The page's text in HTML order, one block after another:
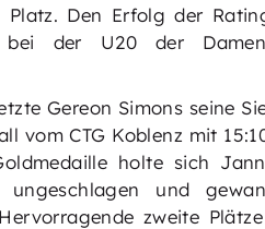
Den Erfolg der
bei der U20 der
Gereon Simons seine
vom CTG Koblenz mit
holte sich
ungeschlagen und
zweite